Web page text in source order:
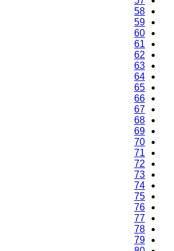
58
59
60
61
62
63
64
65
66
67
68
69
70
71
72
73
74
75
76
77
78
79